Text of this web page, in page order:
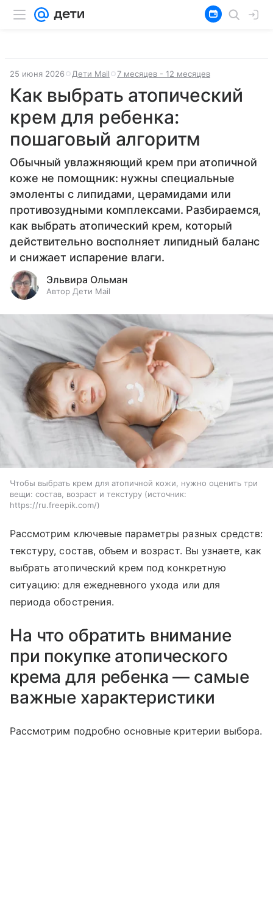
25 июня 2026 Дети Mail 7 месяцев - 12 месяцев
Как выбрать атопический
крем для ребенка:
пошаговый алгоритм
Обычный увлажняющий крем при атопичной
коже не помощник: нужны специальные
эмоленты с липидами, церамидами или
противозудными комплексами. Разбираемся,
как выбрать атопический крем, который
действительно восполняет липидный баланс
и снижает испарение влаги.
Эльвира Ольман
Автор Дети Mail
Чтобы выбрать крем для атопичной кожи, нужно оценить три
вещи: состав, возраст и текстуру
источник:
https://ru.freepik.com/
Рассмотрим ключевые параметры разных средств:
текстуру, состав, объем и возраст. Вы узнаете, как
выбрать атопический крем под конкретную
ситуацию: для ежедневного ухода или для
периода обострения.
На что обратить внимание
при покупке атопического
крема для ребенка — самые
важные характеристики
Рассмотрим подробно основные критерии выбора.